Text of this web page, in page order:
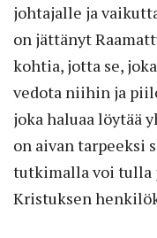
johtajalle ja
on jättänyt
kohtia, jotta se,
vedota niihin ja
joka haluaa löytää
on aivan tarpeeksi
tutkimalla voi tulla
Kristuksen